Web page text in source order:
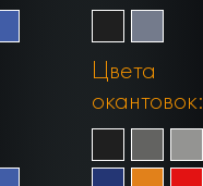
Цвета
окантовок: